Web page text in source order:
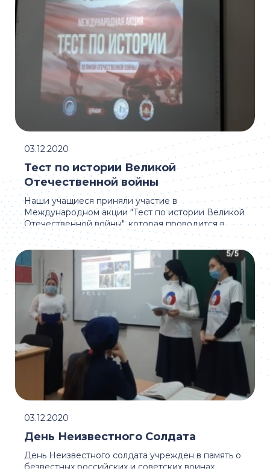
Наши учащиеся приняли участие в
Международном акции "Тест по истории Великой
Отечественной войны", которая проводится в
рамках ...
Тест по истории Великой
Отечественной войны
03.12.2020
День Неизвестного солдата учрежден в память о
безвестных российских и советских воинах,
День Неизвестного Солдата
03.12.2020